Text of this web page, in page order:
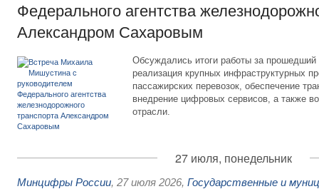
Федерального агентства
Александром Сахаровым
Обсуждались итоги работы за
реализация крупных инфраструктурных
пассажирских перевозок, обеспечение
внедрение цифровых сервисов, а также
отрасли.
27 июля, понедельник
Минцифры России, 27 июля 2026, Государственные и